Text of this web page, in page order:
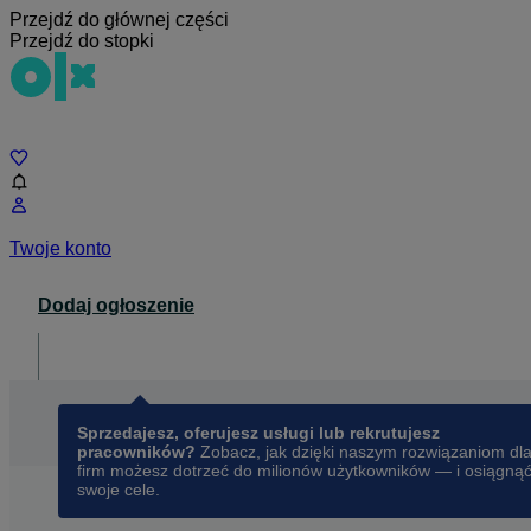
Przejdź do głównej części
Przejdź do stopki
Twoje konto
Dodaj ogłoszenie
Sprzedajesz, oferujesz usługi lub rekrutujesz
pracowników? Zobacz, jak dzięki naszym rozwiązaniom dla
firm możesz dotrzeć do milionów użytkowników — i osiągnąć
swoje cele.